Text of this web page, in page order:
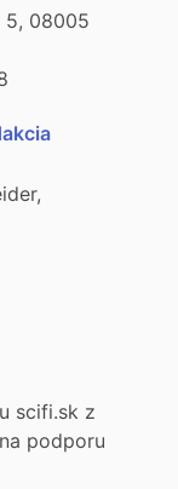
5, 08005
scifi.sk z
podporu